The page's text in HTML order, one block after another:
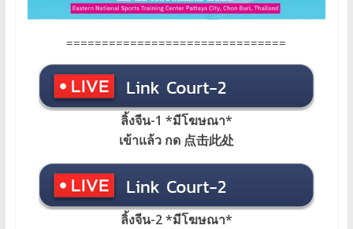
===============================
ลิ้งจีน-1 *มีโฆษณา*
เข้าแล้ว กด 点击此处
ลิ้งจีน-2 *มีโฆษณา*